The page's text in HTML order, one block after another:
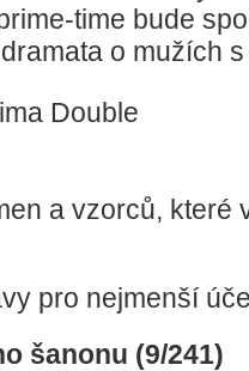
time bude
o mužích
Double
a vzorců, které
pro nejmenší
šanonu (9/241)